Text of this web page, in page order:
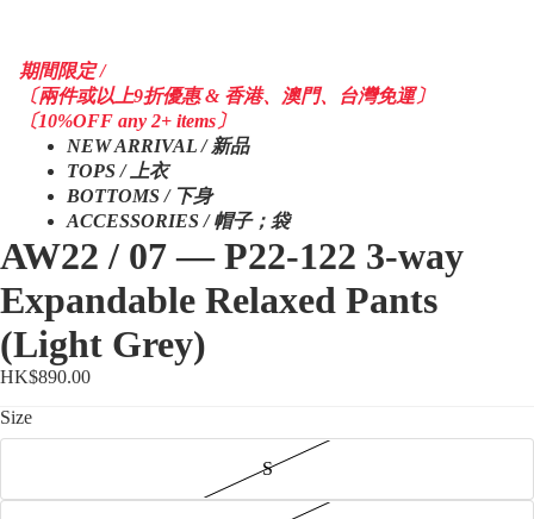
期間限定 /
〔兩件或以上9折優惠 & 香港、澳門、台灣免運〕
〔10%OFF any 2+ items〕
NEW ARRIVAL / 新品
TOPS / 上衣
BOTTOMS / 下身
ACCESSORIES / 帽子；袋
AW22 / 07 — P22-122 3-way
Expandable Relaxed Pants
(Light Grey)
HK$890.00
Size
S